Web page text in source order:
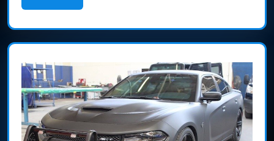
našumo
mašinomis
More